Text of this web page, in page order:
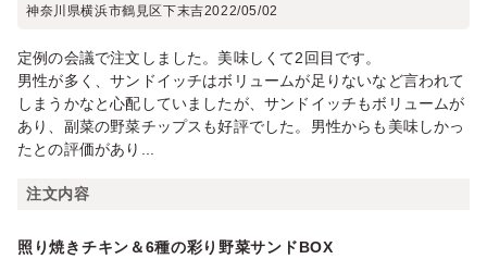
神奈川県横浜市鶴見区下末吉2022/05/02
定例の会議で注文しました。美味しくて2回目です。
男性が多く、サンドイッチはボリュームが足りないなど言われて
しまうかなと心配していましたが、サンドイッチもボリュームが
あり、副菜の野菜チップスも好評でした。男性からも美味しかっ
たとの評価があり...
注文内容
照り焼きチキン＆6種の彩り野菜サンドBOX